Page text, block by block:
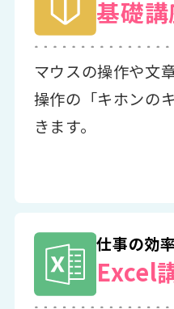
基礎講
マウスの操作や文
操作の「キホンの
きます。
仕事の効
Excel